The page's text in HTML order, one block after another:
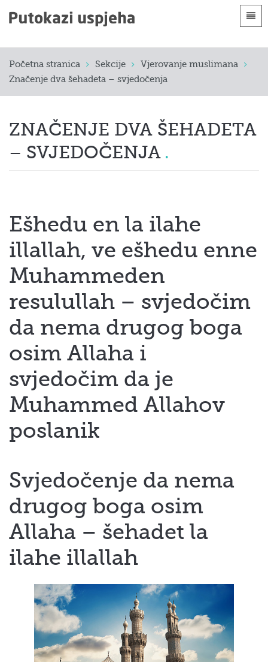
Uvod
Sekcije
Shqip
azərbaycan
Français
Hausa
Bahasa Indonesia
Қазақ
Русский
Somali
Kiswahili
o'zbek
Početna stranica Sekcije
Vjerovanje muslimana
Značenje dva šehadeta – svjedočenja
ZNAČENJE DVA ŠEHADETA
– SVJEDOČENJA
Ešhedu en la ilahe
illallah, ve ešhedu enne
Muhammeden
resulullah – svjedočim
da nema drugog boga
osim Allaha i
svjedočim da je
Muhammed Allahov
poslanik
Svjedočenje da nema
drugog boga osim
Allaha – šehadet la
ilahe illallah